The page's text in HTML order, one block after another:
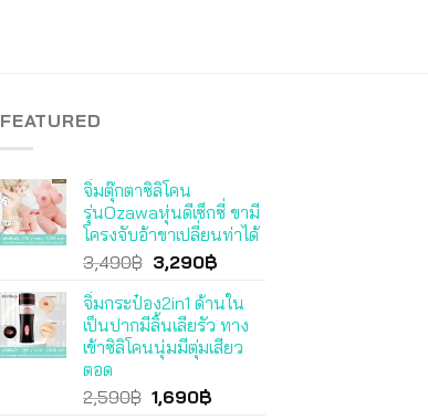
FEATURED
จิ๋มตุ๊กตาซิลิโคน
รุ่นOzawaหุ่นดีเซ็กซี่ ขามี
โครงจับอ้าขาเปลี่ยนท่าได้
3,490฿ Original
was:
3,490฿.
3,290฿Current
is:
3,290฿.
จิ๋มกระป๋อง2in1 ด้านใน
เป็นปากมีลิ้นเลียรัว ทาง
เข้าซิลิโคนนุ่มมีตุ่มเสียว
ตอด
2,590฿ Original
1,690฿Current